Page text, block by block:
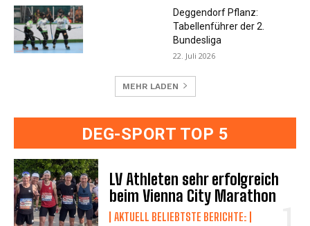
Deggendorf Pflanz:
Tabellenführer der 2.
Bundesliga
22. Juli 2026
MEHR LADEN
DEG-SPORT TOP 5
LV Athleten sehr erfolgreich
beim Vienna City Marathon
AKTUELL BELIEBTSTE BERICHTE: